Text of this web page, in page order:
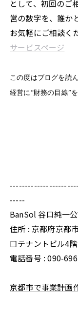
として、初回のご
営の数字を、誰か
お気軽にご相談く
サービスページ
この度はブログを読
経営に“財務の目線”を
-----
BanSol 谷口純一
住所 : 京都府京都
口テナントビル4
電話番号 : 090-
京都市で事業計画